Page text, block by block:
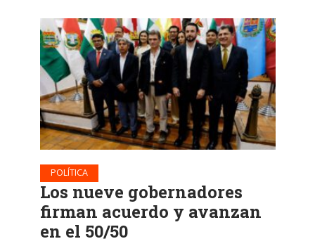
POLÍTICA
Los nueve gobernadores
firman acuerdo y avanzan
en el 50/50